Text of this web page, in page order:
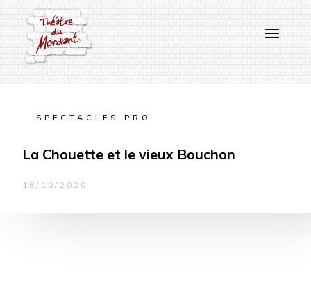
SPECTACLES PRO
La Chouette et le vieux Bouchon
18/10/2020